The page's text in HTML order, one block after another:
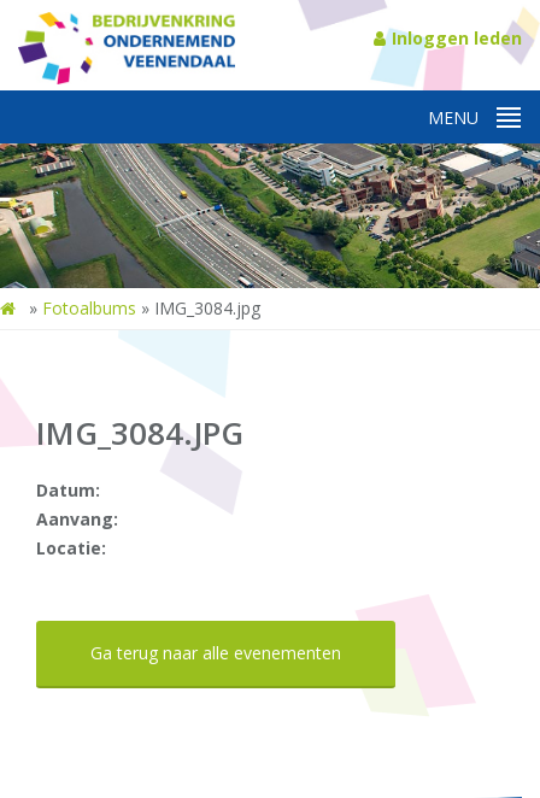
Inloggen leden
» Fotoalbums » IMG_3084.jpg
IMG_3084.JPG
Datum:
Aanvang:
Locatie:
Ga terug naar alle evenementen